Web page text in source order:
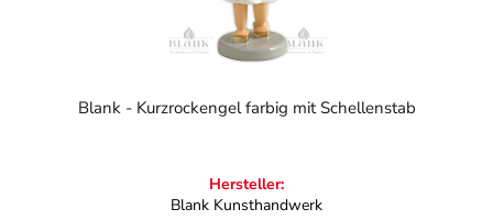
Blank - Kurzrockengel farbig mit Schellenstab
Hersteller:
Blank Kunsthandwerk